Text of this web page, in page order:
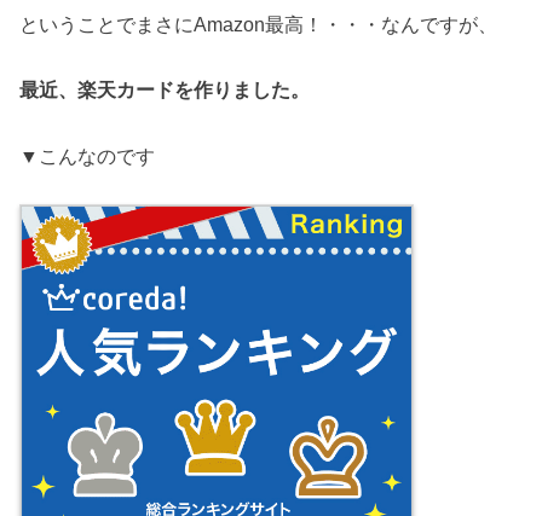
ということでまさにAmazon最高！・・・なんですが、
最近、楽天カードを作りました。
▼こんなのです